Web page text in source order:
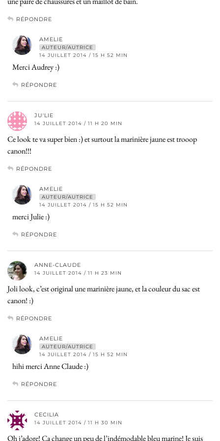
RÉPONDRE
AMELIE
AUTEUR/AUTRICE
14 JUILLET 2014 / 15 H 52 MIN
Merci Audrey :)
RÉPONDRE
JU'LIE
14 JUILLET 2014 / 11 H 20 MIN
Ce look te va super bien :) et surtout la marinière jaune est trooop
canon!!!
RÉPONDRE
AMELIE
AUTEUR/AUTRICE
14 JUILLET 2014 / 15 H 52 MIN
merci Julie :)
RÉPONDRE
ANNE-CLAUDE
14 JUILLET 2014 / 11 H 23 MIN
Joli look, c’est original une marinière jaune, et la couleur du sac est
canon! :)
RÉPONDRE
AMELIE
AUTEUR/AUTRICE
14 JUILLET 2014 / 15 H 52 MIN
hihi merci Anne Claude :)
RÉPONDRE
CECILIA
14 JUILLET 2014 / 11 H 30 MIN
Oh j’adore! Ça change un peu de l’indémodable bleu marine! Je suis